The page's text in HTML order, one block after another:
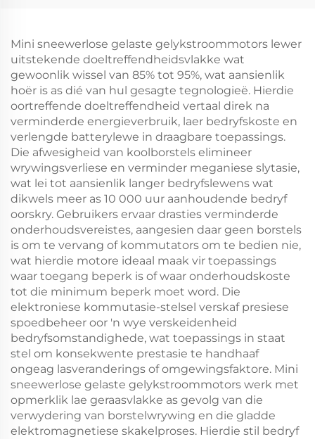
Mini sneewerlose gelaste gelykstroommotors lewer
uitstekende doeltreffendheidsvlakke wat
gewoonlik wissel van 85% tot 95%, wat aansienlik
hoër is as dié van hul gesagte tegnologieë. Hierdie
oortreffende doeltreffendheid vertaal direk na
verminderde energieverbruik, laer bedryfskoste en
verlengde batterylewe in draagbare toepassings.
Die afwesigheid van koolborstels elimineer
wrywingsverliese en verminder meganiese slytasie,
wat lei tot aansienlik langer bedryfslewens wat
dikwels meer as 10 000 uur aanhoudende bedryf
oorskry. Gebruikers ervaar drasties verminderde
onderhoudsvereistes, aangesien daar geen borstels
is om te vervang of kommutators om te bedien nie,
wat hierdie motore ideaal maak vir toepassings
waar toegang beperk is of waar onderhoudskoste
tot die minimum beperk moet word. Die
elektroniese kommutasie-stelsel verskaf presiese
spoedbeheer oor 'n wye verskeidenheid
bedryfsomstandighede, wat toepassings in staat
stel om konsekwente prestasie te handhaaf
ongeag lasveranderings of omgewingsfaktore. Mini
sneewerlose gelaste gelykstroommotors werk met
opmerklik lae geraasvlakke as gevolg van die
verwydering van borstelwrywing en die gladde
elektromagnetiese skakelproses. Hierdie stil bedryf